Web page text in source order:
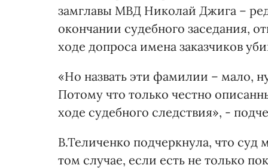
замглавы МВД Николай Джига –
окончании судебного заседания,
ходе допроса имена заказчиков
«Но назвать эти фамилии – мало,
Потому что только честно
ходе судебного следствия», -
В.Теличенко подчеркнула, что
том случае, если есть не только